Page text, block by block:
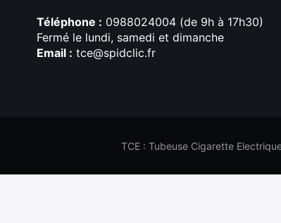
Téléphone : 0988024004 (de 9h à 17h30)
Fermé le lundi, samedi et dimanche
Email : tce@spidclic.fr
TCE : Tubeuse Cigarette